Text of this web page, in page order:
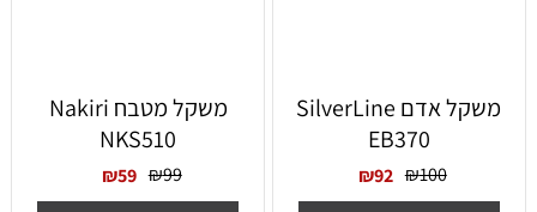
‏משקל אדם SilverLine
EB370
₪100
₪92
‏משקל מטבח Nakiri
NKS510
₪99
₪59